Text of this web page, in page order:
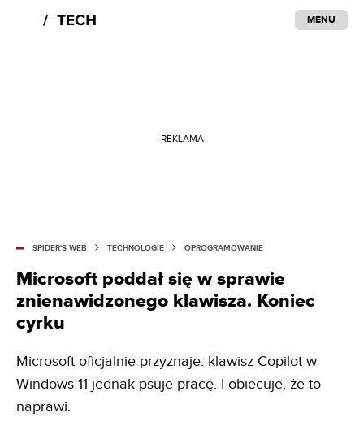
MENU
REKLAMA
SPIDER'S WEB TECHNOLOGIE OPROGRAMOWANIE
Microsoft poddał się w sprawie
znienawidzonego klawisza. Koniec
cyrku
Microsoft oficjalnie przyznaje: klawisz Copilot w
Windows 11 jednak psuje pracę. I obiecuje, że to
naprawi.